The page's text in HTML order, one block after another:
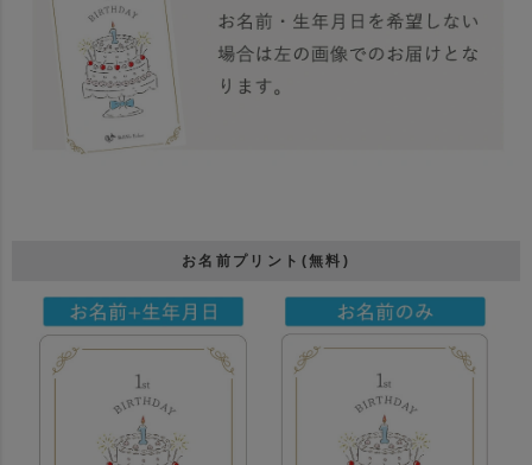
お名前プリント(無料)